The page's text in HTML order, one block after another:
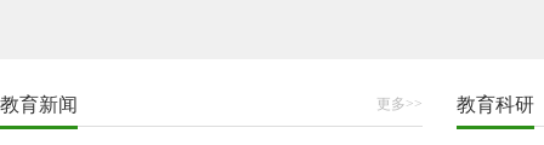
教育新闻 更多>> 教育科研